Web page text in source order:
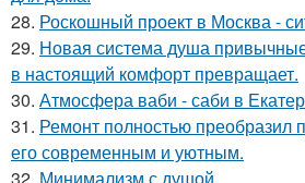
28. Роскошный проект в Москва -
29. Новая система душа
в настоящий комфорт превращает.
30. Атмосфера ваби - саби в
31. Ремонт полностью преобразил
его современным и уютным.